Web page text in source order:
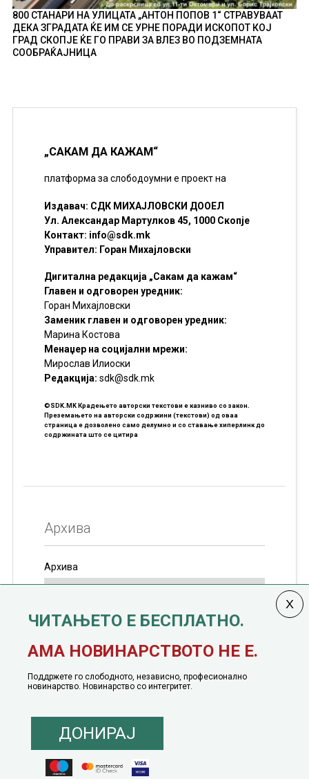
800 СТАНАРИ НА УЛИЦАТА „АНТОН ПОПОВ 1“ СТРАВУВААТ
ДЕКА ЗГРАДАТА ЌЕ ИМ СЕ УРНЕ ПОРАДИ ИСКОПОТ КОЈ
ГРАД СКОПЈЕ ЌЕ ГО ПРАВИ ЗА ВЛЕЗ ВО ПОДЗЕМНАТА
СООБРАЌАЈНИЦА
„САКАМ ДА КАЖАМ“
платформа за слободоумни е проект на
Издавач: СДК МИХАЈЛОВСКИ ДООЕЛ
Ул. Александар Мартулков 45, 1000 Скопје
Контакт: info@sdk.mk
Управител: Горан Михајловски
Дигитална редакција „Сакам да кажам“
Главен и одговорен уредник:
Горан Михајловски
Заменик главен и одговорен уредник:
Марина Костова
Менаџер на социјални мрежи:
Мирослав Илиоски
Редакцијa: sdk@sdk.mk
©SDK.MK Крадењето авторски текстови е казниво со закон.
Преземањето на авторски содржини (текстови) од оваа
страница е дозволено само делумно и со ставање хиперлинк до
содржината што се цитира
Архива
Архива
јануари, 1991 година
© 2016 - 2026 Сакам Да Кажам. Сите права задржани |
Понуда за политичко рекламирање
Политика на инклузија
Кодекс на однесување
ЧИТАЊЕТО Е БЕСПЛАТНО.
АМА НОВИНАРСТВОТО НЕ Е.
Поддржете го слободното, независно, професионално
новинарство. Новинарство со интегритет.
ДОНИРАЈ